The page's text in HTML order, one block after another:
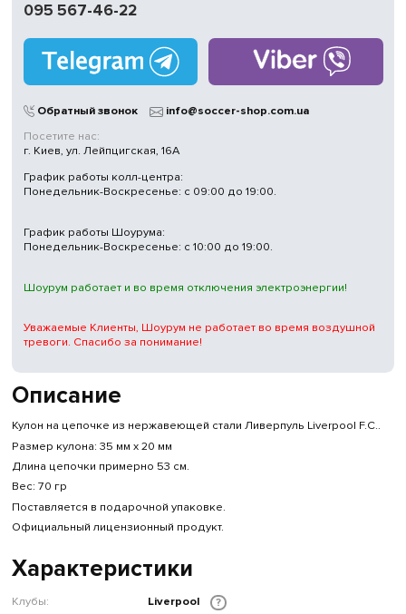
без выходных
в Киеве
Описание
Кулон на цепочке из нержавеющей стали Ливерпуль Liverpool F.C..
Размер кулона: 35 мм х 20 мм
Длина цепочки примерно 53 см.
Вес: 70 гр
Поставляется в подарочной упаковке.
Официальный лицензионный продукт.
Характеристики
Клубы: Liverpool ?
095 567-46-22
Обратный звонок
info@soccer-shop.com.ua
Посетите нас:
г. Киев, ул. Лейпцигская, 16А
График работы колл-центра:
Понедельник-Воскресенье: с 09:00 до 19:00.
График работы Шоурума:
Понедельник-Воскресенье: с 10:00 до 19:00.
Шоурум работает и во время отключения электроэнергии!
Уважаемые Клиенты, Шоурум не работает во время воздушной
тревоги. Спасибо за понимание!